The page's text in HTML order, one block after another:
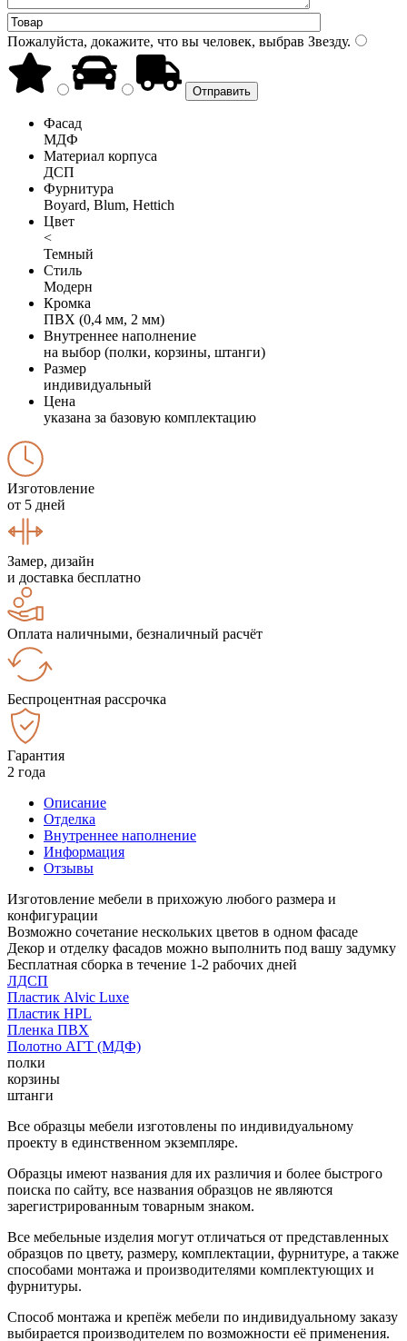
Пожалуйста, докажите, что вы человек, выбрав Звезду.
Фасад
МДФ
Материал корпуса
ДСП
Фурнитура
Boyard, Blum, Hettich
Цвет
<
Темный
Стиль
Модерн
Кромка
ПВХ (0,4 мм, 2 мм)
Внутреннее наполнение
на выбор (полки, корзины, штанги)
Размер
индивидуальный
Цена
указана за базовую комплектацию
Изготовление
от 5 дней
Замер, дизайн
и доставка бесплатно
Оплата наличными, безналичный расчёт
Беспроцентная рассрочка
Гарантия
2 года
Описание
Отделка
Внутреннее наполнение
Информация
Отзывы
Изготовление мебели в прихожую любого размера и
конфигурации
Возможно сочетание нескольких цветов в одном фасаде
Декор и отделку фасадов можно выполнить под вашу задумку
Бесплатная сборка в течение 1-2 рабочих дней
ЛДСП
Пластик Alvic Luxe
Пластик HPL
Пленка ПВХ
Полотно АГТ (МДФ)
полки
корзины
штанги
Все образцы мебели изготовлены по индивидуальному
проекту в единственном экземпляре.
Образцы имеют названия для их различия и более быстрого
поиска по сайту, все названия образцов не являются
зарегистрированным товарным знаком.
Все мебельные изделия могут отличаться от представленных
образцов по цвету, размеру, комплектации, фурнитуре, а также
способами монтажа и производителями комплектующих и
фурнитуры.
Способ монтажа и крепёж мебели по индивидуальному заказу
выбирается производителем по возможности её применения.